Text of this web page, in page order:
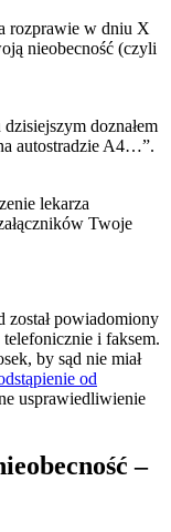
rozprawie w dniu X
nieobecność (czyli
doznałem
autostradzie A4…”.
lekarza
Twoje
został powiadomiony
i faksem.
by sąd nie miał
od
usprawiedliwienie
–